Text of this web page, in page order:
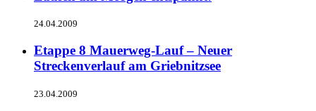
24.04.2009
Etappe 8 Mauerweg-Lauf – Neuer
Streckenverlauf am Griebnitzsee
23.04.2009